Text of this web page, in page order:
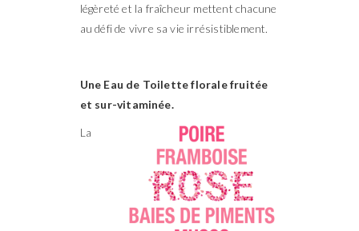
légèreté et la fraîcheur mettent chacune
au défi de vivre sa vie irrésistiblement.
Une Eau de Toilette florale fruitée
et sur-vitaminée.
La